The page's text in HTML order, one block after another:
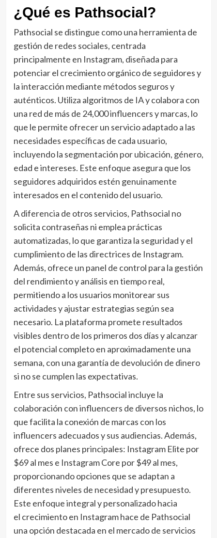
¿Qué es Pathsocial?
Pathsocial se distingue como una herramienta de
gestión de redes sociales, centrada
principalmente en Instagram, diseñada para
potenciar el crecimiento orgánico de seguidores y
la interacción mediante métodos seguros y
auténticos. Utiliza algoritmos de IA y colabora con
una red de más de 24,000 influencers y marcas, lo
que le permite ofrecer un servicio adaptado a las
necesidades específicas de cada usuario,
incluyendo la segmentación por ubicación, género,
edad e intereses. Este enfoque asegura que los
seguidores adquiridos estén genuinamente
interesados en el contenido del usuario.
A diferencia de otros servicios, Pathsocial no
solicita contraseñas ni emplea prácticas
automatizadas, lo que garantiza la seguridad y el
cumplimiento de las directrices de Instagram.
Además, ofrece un panel de control para la gestión
del rendimiento y análisis en tiempo real,
permitiendo a los usuarios monitorear sus
actividades y ajustar estrategias según sea
necesario. La plataforma promete resultados
visibles dentro de los primeros dos días y alcanzar
el potencial completo en aproximadamente una
semana, con una garantía de devolución de dinero
si no se cumplen las expectativas.
Entre sus servicios, Pathsocial incluye la
colaboración con influencers de diversos nichos, lo
que facilita la conexión de marcas con los
influencers adecuados y sus audiencias. Además,
ofrece dos planes principales: Instagram Elite por
$69 al mes e Instagram Core por $49 al mes,
proporcionando opciones que se adaptan a
diferentes niveles de necesidad y presupuesto.
Este enfoque integral y personalizado hacia
el crecimiento en Instagram hace de Pathsocial
una opción destacada en el mercado de servicios